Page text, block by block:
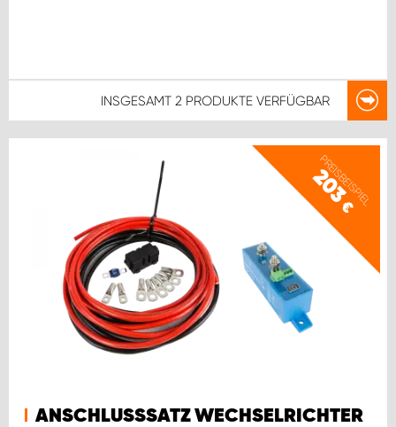
INSGESAMT 2 PRODUKTE VERFÜGBAR
PREISBEISPIEL
203
€
ANSCHLUSSSATZ WECHSELRICHTER